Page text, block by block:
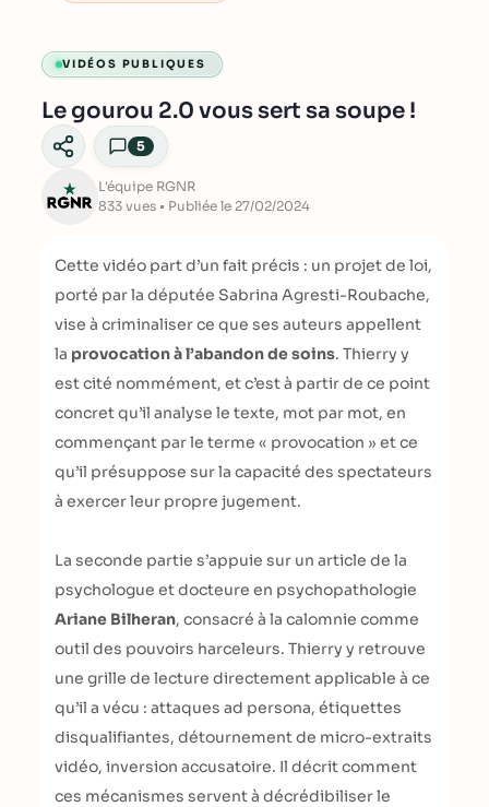
VIDÉOS PUBLIQUES
Le gourou 2.0 vous sert sa soupe !
5
L'équipe RGNR
833 vues • Publiée le 27/02/2024
Cette vidéo part d’un fait précis : un projet de loi,
porté par la députée Sabrina Agresti-Roubache,
vise à criminaliser ce que ses auteurs appellent
la provocation à l’abandon de soins. Thierry y
est cité nommément, et c’est à partir de ce point
concret qu’il analyse le texte, mot par mot, en
commençant par le terme « provocation » et ce
qu’il présuppose sur la capacité des spectateurs
à exercer leur propre jugement.
La seconde partie s’appuie sur un article de la
psychologue et docteure en psychopathologie
Ariane Bilheran, consacré à la calomnie comme
outil des pouvoirs harceleurs. Thierry y retrouve
une grille de lecture directement applicable à ce
qu’il a vécu : attaques ad persona, étiquettes
disqualifiantes, détournement de micro-extraits
vidéo, inversion accusatoire. Il décrit comment
ces mécanismes servent à décrédibiliser le